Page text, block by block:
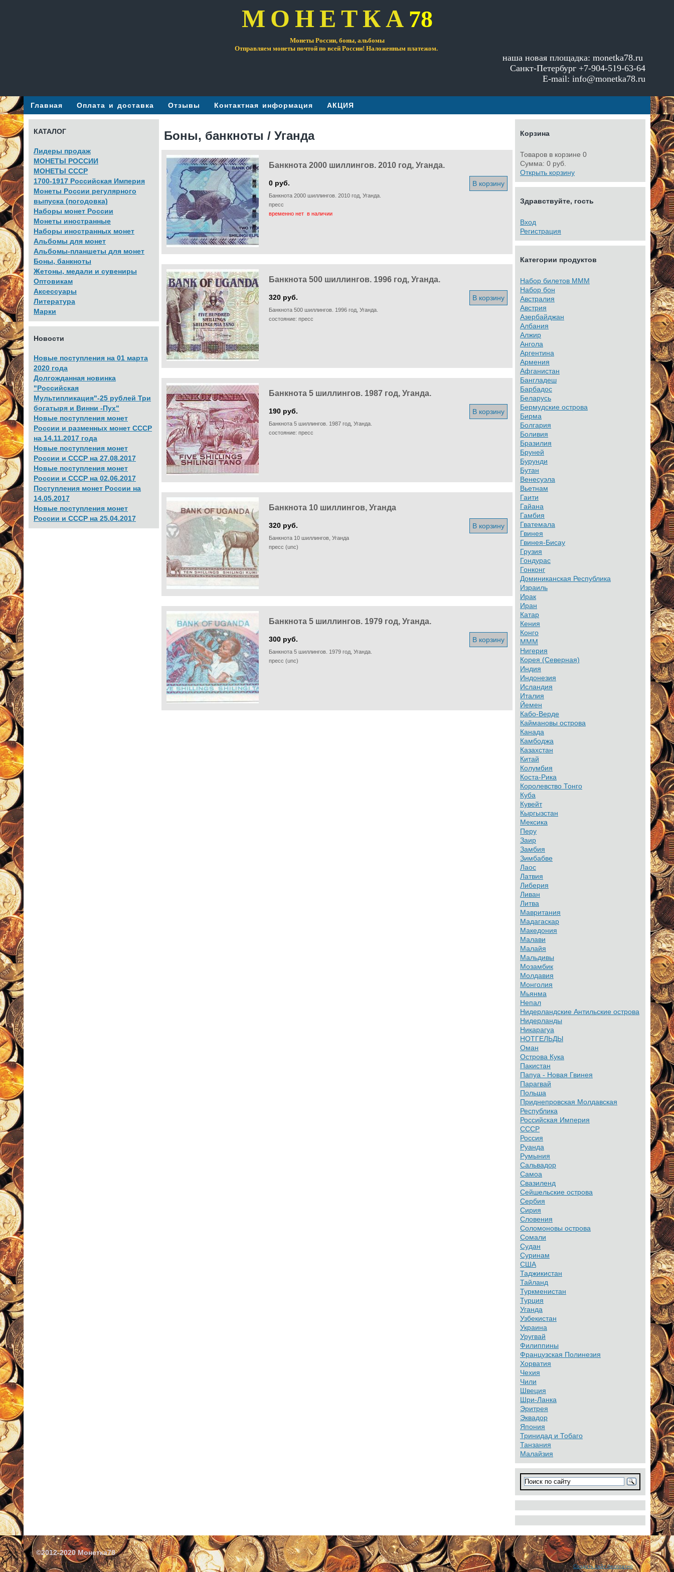
МОНЕТКА 78
Монеты России, боны, альбомы
Отправляем монеты почтой по всей России! Наложенным платежом.
наша новая площадка: monetka78.ru
Санкт-Петербург +7-904-519-63-64
E-mail: info@monetka78.ru
Главная Оплата и доставка Отзывы Контактная информация АКЦИЯ
Боны, банкноты / Уганда
Банкнота 2000 шиллингов. 2010 год, Уганда.
0 руб. В корзину
Банкнота 2000 шиллингов. 2010 год, Уганда.
пресс
временно нет в наличии
Банкнота 500 шиллингов. 1996 год, Уганда.
320 руб. В корзину
Банкнота 500 шиллингов. 1996 год, Уганда.
состояние: пресс
Банкнота 5 шиллингов. 1987 год, Уганда.
190 руб. В корзину
Банкнота 5 шиллингов. 1987 год, Уганда.
состояние: пресс
Банкнота 10 шиллингов, Уганда
320 руб. В корзину
Банкнота 10 шиллингов, Уганда
пресс (unc)
Банкнота 5 шиллингов. 1979 год, Уганда.
300 руб. В корзину
Банкнота 5 шиллингов. 1979 год, Уганда.
пресс (unc)
КАТАЛОГ
Лидеры продаж
МОНЕТЫ РОССИИ
МОНЕТЫ СССР
1700-1917 Российская Империя
Монеты России регулярного
выпуска (погодовка)
Наборы монет России
Монеты иностранные
Наборы иностранных монет
Альбомы для монет
Альбомы-планшеты для монет
Боны, банкноты
Жетоны, медали и сувениры
Оптовикам
Аксессуары
Литература
Марки
Новости
Новые поступления на 01 марта
2020 года
Долгожданная новинка
"Российская
Мультипликация"-25 рублей Три
богатыря и Винни -Пух"
Новые поступления монет
России и разменных монет СССР
на 14.11.2017 года
Новые поступления монет
России и СССР на 27.08.2017
Новые поступления монет
России и СССР на 02.06.2017
Поступления монет России на
14.05.2017
Новые поступления монет
России и СССР на 25.04.2017
Корзина
Товаров в корзине 0
Сумма: 0 руб.
Открыть корзину
Здравствуйте, гость
Вход
Регистрация
Категории продуктов
Набор билетов МММ
Набор бон
Австралия
Австрия
Азербайджан
Албания
Алжир
Ангола
Аргентина
Армения
Афганистан
Бангладеш
Барбадос
Беларусь
Бермудские острова
Бирма
Болгария
Боливия
Бразилия
Бруней
Бурунди
Бутан
Венесуэла
Вьетнам
Гаити
Гайана
Гамбия
Гватемала
Гвинея
Гвинея-Бисау
Грузия
Гондурас
Гонконг
Доминиканская Республика
Израиль
Ирак
Иран
Катар
Кения
Конго
МММ
Нигерия
Корея (Северная)
Индия
Индонезия
Исландия
Италия
Йемен
Кабо-Верде
Каймановы острова
Канада
Камбоджа
Казахстан
Китай
Колумбия
Коста-Рика
Королевство Тонго
Куба
Кувейт
Кыргызстан
Мексика
Перу
Заир
Замбия
Зимбабве
Лаос
Латвия
Либерия
Ливан
Литва
Мавритания
Мадагаскар
Македония
Малави
Малайя
Мальдивы
Мозамбик
Молдавия
Монголия
Мьянма
Непал
Нидерландские Антильские острова
Нидерланды
Никарагуа
НОТГЕЛЬДЫ
Оман
Острова Кука
Пакистан
Папуа - Новая Гвинея
Парагвай
Польша
Приднепровская Молдавская
Республика
Российская Империя
СССР
Россия
Руанда
Румыния
Сальвадор
Самоа
Свазиленд
Сейшельские острова
Сербия
Сирия
Словения
Соломоновы острова
Сомали
Судан
Суринам
США
Таджикистан
Тайланд
Туркменистан
Турция
Уганда
Узбекистан
Украина
Уругвай
Филиппины
Французская Полинезия
Хорватия
Чехия
Чили
Швеция
Шри-Ланка
Эритрея
Эквадор
Япония
Тринидад и Тобаго
Танзания
Малайзия
©2012-2020 Монетка78
Создать сайт бесплатно